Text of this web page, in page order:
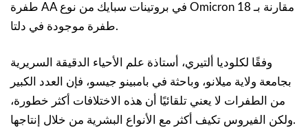
طفرة AA في بروتينات سبايك من نوع Omicron مقارنة بـ 18
طفرة موجودة في دلتا.
وفقًا لكلوديا ألتيري، أستاذة علم الأحياء الدقيقة السريرية
بجامعة ولاية ميلانو، وباحثة في بامبينو جيسو، فإن العدد الكبير
من الطفرات لا يعني تلقائيًا أن هذه الاختلافات أكثر خطورة،
ولكن الفيروس تكيف أكثر مع الأنواع البشرية من خلال إنتاجها.